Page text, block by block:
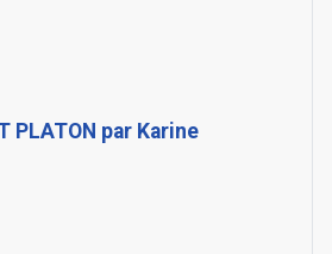
PLATON par Karine